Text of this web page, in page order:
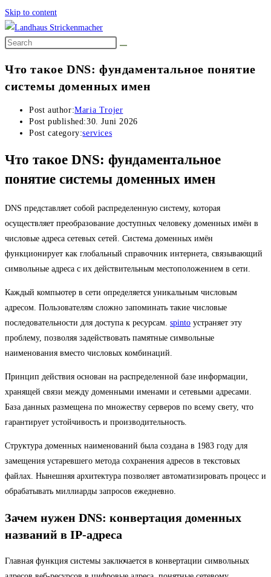
Skip to content
Что такое DNS: фундаментальное понятие
системы доменных имен
Post author:Maria Trojer
Post published:30. Juni 2026
Post category:services
Что такое DNS: фундаментальное
понятие системы доменных имен
DNS представляет собой распределенную систему, которая
осуществляет преобразование доступных человеку доменных имён в
числовые адреса сетевых сетей. Система доменных имён
функционирует как глобальный справочник интернета, связывающий
символьные адреса с их действительным местоположением в сети.
Каждый компьютер в сети определяется уникальным числовым
адресом. Пользователям сложно запоминать такие числовые
последовательности для доступа к ресурсам. spinto устраняет эту
проблему, позволяя задействовать памятные символьные
наименования вместо числовых комбинаций.
Принцип действия основан на распределенной базе информации,
хранящей связи между доменными именами и сетевыми адресами.
База данных размещена по множеству серверов по всему свету, что
гарантирует устойчивость и производительность.
Структура доменных наименований была создана в 1983 году для
замещения устаревшего метода сохранения адресов в текстовых
файлах. Нынешняя архитектура позволяет автоматизировать процесс и
обрабатывать миллиарды запросов ежедневно.
Зачем нужен DNS: конвертация доменных
названий в IP-адреса
Главная функция системы заключается в конвертации символьных